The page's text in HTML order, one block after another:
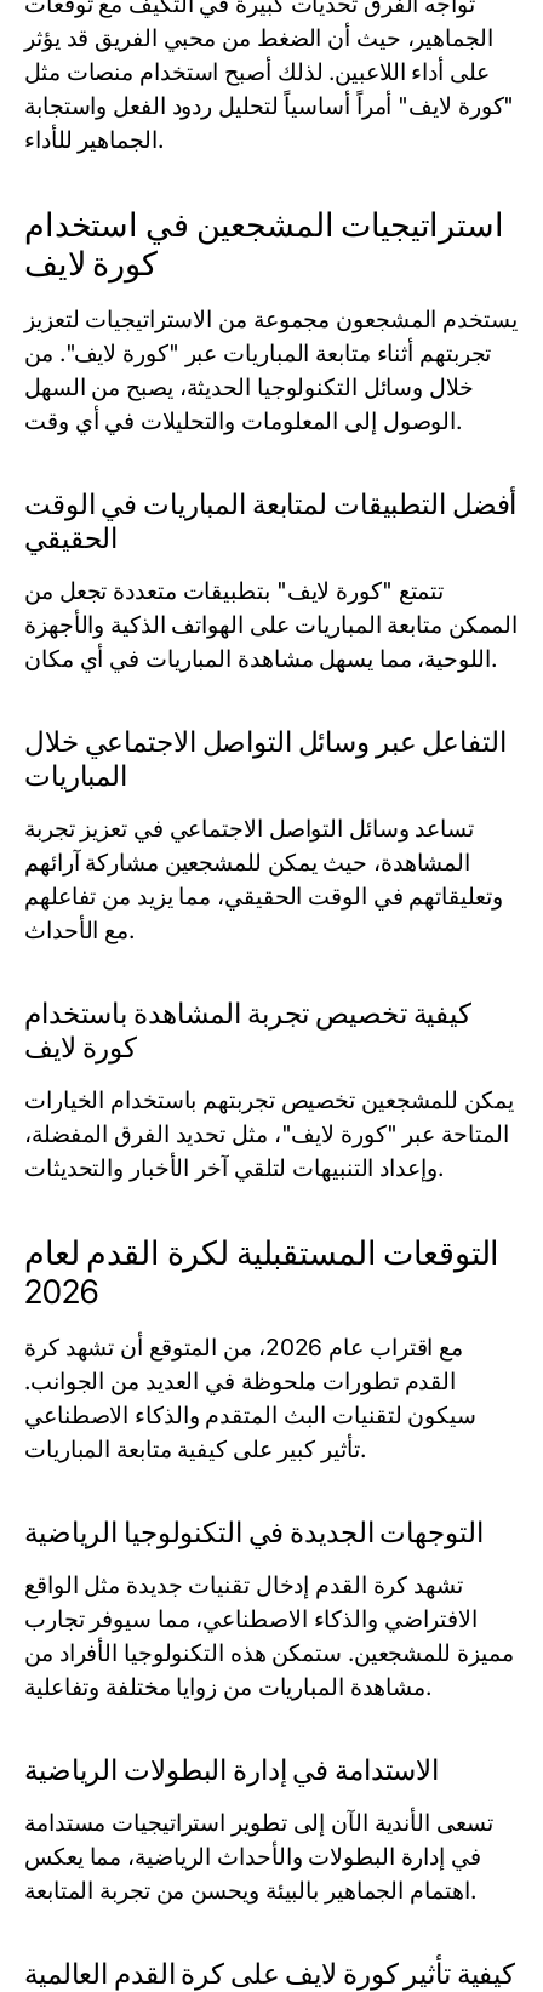
الجماهير، حيث أن الضغط من محبي الفريق قد يؤثر
على أداء اللاعبين. لذلك أصبح استخدام منصات مثل
"كورة لايف" أمراً أساسياً لتحليل ردود الفعل واستجابة
الجماهير للأداء.
استراتيجيات المشجعين في استخدام
كورة لايف
يستخدم المشجعون مجموعة من الاستراتيجيات لتعزيز
تجربتهم أثناء متابعة المباريات عبر "كورة لايف". من
خلال وسائل التكنولوجيا الحديثة، يصبح من السهل
الوصول إلى المعلومات والتحليلات في أي وقت.
أفضل التطبيقات لمتابعة المباريات في الوقت
الحقيقي
تتمتع "كورة لايف" بتطبيقات متعددة تجعل من
الممكن متابعة المباريات على الهواتف الذكية والأجهزة
اللوحية، مما يسهل مشاهدة المباريات في أي مكان.
التفاعل عبر وسائل التواصل الاجتماعي خلال
المباريات
تساعد وسائل التواصل الاجتماعي في تعزيز تجربة
المشاهدة، حيث يمكن للمشجعين مشاركة آرائهم
وتعليقاتهم في الوقت الحقيقي، مما يزيد من تفاعلهم
مع الأحداث.
كيفية تخصيص تجربة المشاهدة باستخدام
كورة لايف
يمكن للمشجعين تخصيص تجربتهم باستخدام الخيارات
المتاحة عبر "كورة لايف"، مثل تحديد الفرق المفضلة،
وإعداد التنبيهات لتلقي آخر الأخبار والتحديثات.
التوقعات المستقبلية لكرة القدم لعام
2026
مع اقتراب عام 2026، من المتوقع أن تشهد كرة
القدم تطورات ملحوظة في العديد من الجوانب.
سيكون لتقنيات البث المتقدم والذكاء الاصطناعي
تأثير كبير على كيفية متابعة المباريات.
التوجهات الجديدة في التكنولوجيا الرياضية
تشهد كرة القدم إدخال تقنيات جديدة مثل الواقع
الافتراضي والذكاء الاصطناعي، مما سيوفر تجارب
مميزة للمشجعين. ستمكن هذه التكنولوجيا الأفراد من
مشاهدة المباريات من زوايا مختلفة وتفاعلية.
الاستدامة في إدارة البطولات الرياضية
تسعى الأندية الآن إلى تطوير استراتيجيات مستدامة
في إدارة البطولات والأحداث الرياضية، مما يعكس
اهتمام الجماهير بالبيئة ويحسن من تجربة المتابعة.
كيفية تأثير كورة لايف على كرة القدم العالمية